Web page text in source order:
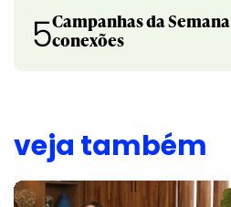
5Campanhas da
conexões
veja também